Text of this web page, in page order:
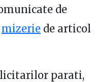
de
mizerie de articol
parati,